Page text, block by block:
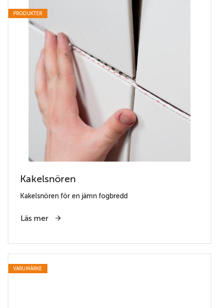
PRODUKTER
Kakelsnören
Kakelsnören för en jämn fogbredd
Läs mer
VARUMÄRKE